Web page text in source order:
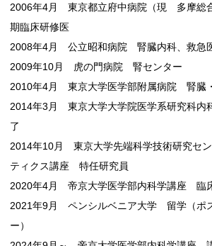
2006年4月 東京都立府中病院（現 多摩総
期臨床研修医
2008年4月 公立昭和病院 腎臓内科、救急
2009年10月 虎の門病院 腎センター
2010年4月 東京大学医学部附属病院 腎臓
2014年3月 東京大学大学院医学系研究科
了
2014年10月 東京大学先端科学技術研究セ
ティクス講座 特任研究員
2020年4月 帝京大学医学部内科学講座 臨
2021年9月 ペンシルベニア大学 留学（ポ
ー）